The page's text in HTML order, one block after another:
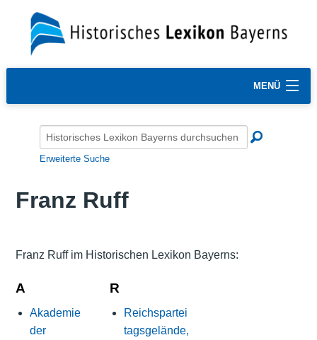
MENÜ
Erweiterte Suche
Franz Ruff
Franz Ruff im Historischen Lexikon Bayerns:
A
Akademie
der
R
Reichspartei
tagsgelände,